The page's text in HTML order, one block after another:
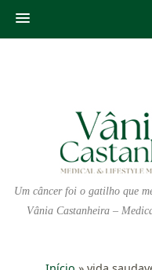
Um câncer foi o gatilho que
Vânia Castanheira –